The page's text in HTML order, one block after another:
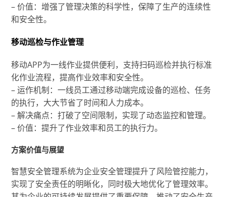
– 价值：增强了管理决策的科学性，保障了生产的连续性
和安全性。
移动巡检与作业管理
移动APP为一线作业提供便利，支持扫码巡检并执行标准
化作业流程，提高作业效率和安全性。
– 运作机制：一线员工通过移动端完成设备的巡检、任务
的执行，大大节省了时间和人力成本。
– 解决痛点：打破了空间限制，实现了动态监控和管理。
– 价值：提升了作业效率和员工的执行力。
方案价值与展望
智慧安全管理系统为企业安全管理提升了风险管控能力，
实现了安全责任的明晰化，同时极大地优化了管理效率。